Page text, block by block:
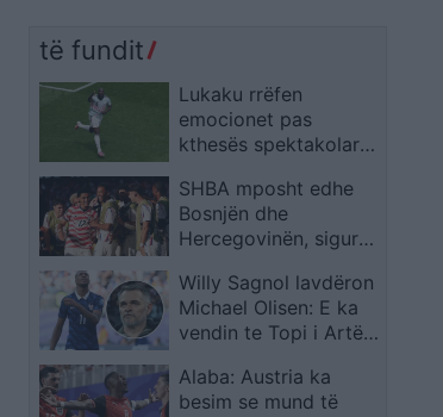
të fundit
Lukaku rrëfen
emocionet pas
kthesës spektakolare,
penalltinë vendimtare
SHBA mposht edhe
Bosnjën dhe
Hercegovinën, siguron
finales të Kupës së
Botës
Willy Sagnol lavdëron
Michael Olisen: E ka
vendin te Topi i Artë,
Ronaldon
Alaba: Austria ka
besim se mund të